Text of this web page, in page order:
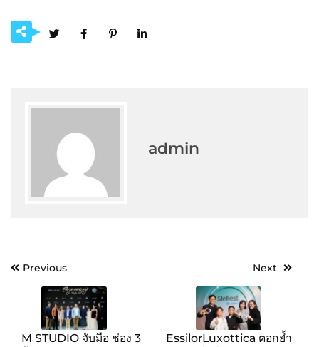
admin
PostPrevious
M STUDIO จับมือ ช่อง 3
Next
EssilorLuxottica ตอกย้ำ